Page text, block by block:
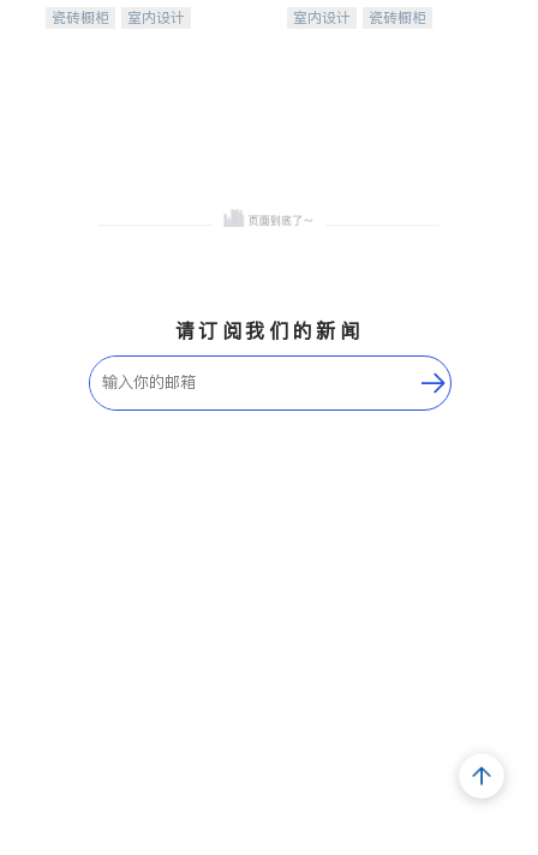
台面，多种优质不锈钢水
瓷砖橱柜
室内设计
室内设计
瓷砖橱柜
请订阅我们的新闻